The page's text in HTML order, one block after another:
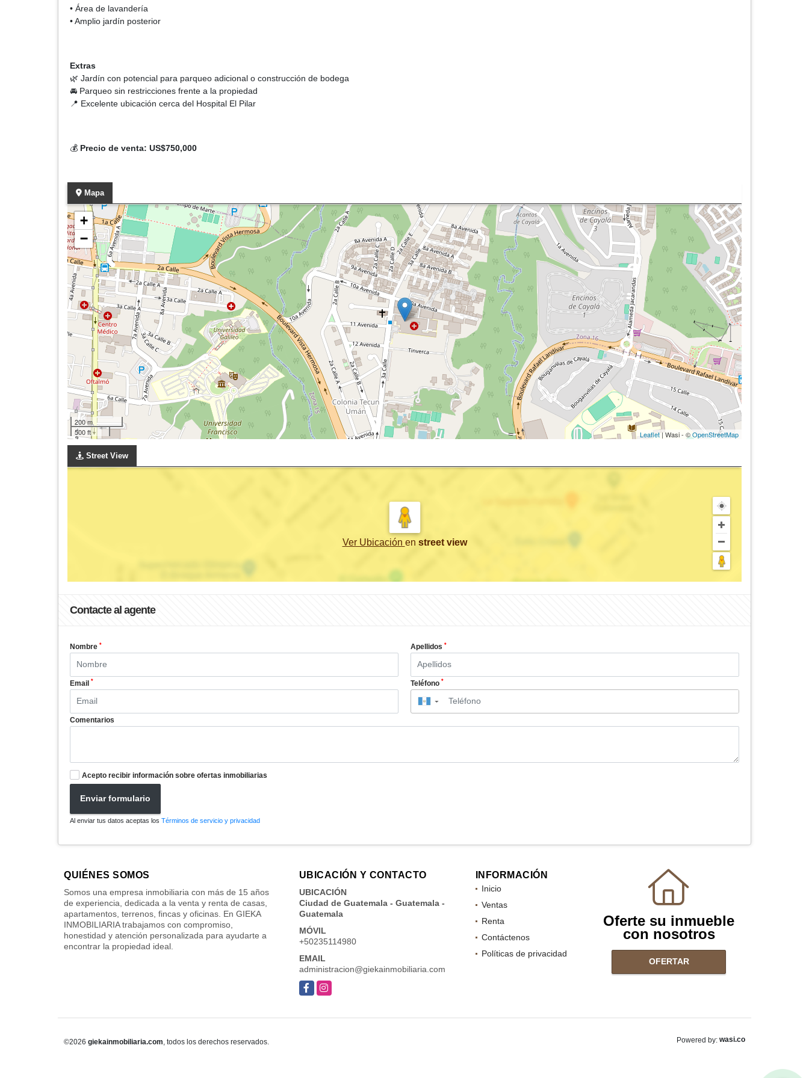
• Área de lavandería
• Amplio jardín posterior
Extras
🌿 Jardín con potencial para parqueo adicional o construcción de bodega
🚘 Parqueo sin restricciones frente a la propiedad
📍 Excelente ubicación cerca del Hospital El Pilar
💰 Precio de venta: US$750,000
Mapa
+
−
200 m
500 ft
Leaflet | Wasi - ©OpenStreetMap
Street View
Ver Ubicación en street view
Contacte al agente
Nombre * Apellidos *
Email * Teléfono *
▼
Comentarios
Acepto recibir información sobre ofertas inmobiliarias
Enviar formulario
Al enviar tus datos aceptas los Términos de servicio y privacidad
QUIÉNES SOMOS
Somos una empresa inmobiliaria con más de 15 años
de experiencia, dedicada a la venta y renta de casas,
apartamentos, terrenos, fincas y oficinas. En GIEKA
INMOBILIARIA trabajamos con compromiso,
honestidad y atención personalizada para ayudarte a
encontrar la propiedad ideal.
UBICACIÓN Y CONTACTO
UBICACIÓN
Ciudad de Guatemala - Guatemala -
Guatemala
MÓVIL
+50235114980
EMAIL
administracion@giekainmobiliaria.com
FacebookInstagram
INFORMACIÓN
Inicio
Ventas
Renta
Contáctenos
Políticas de privacidad
Oferte su inmueble
con nosotros
OFERTAR
©2026 giekainmobiliaria.com, todos los derechos reservados. Powered by: wasi.co